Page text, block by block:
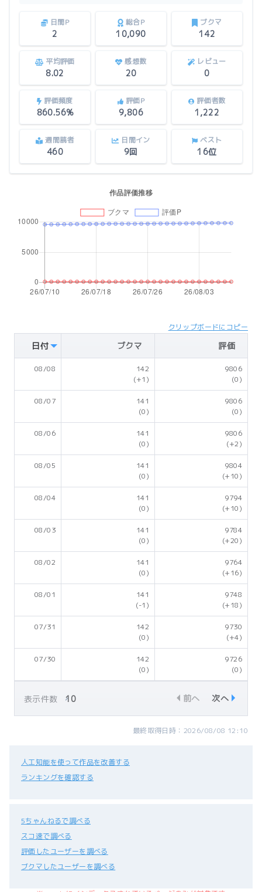
日間P
2
総合P
10,090
ブクマ
142
平均評価
8.02
感想数
20
レビュー
0
評価頻度
860.56%
評価P
9,806
評価者数
1,222
週間読者
460
日間イン
9回
ベスト
16位
クリップボードにコピー
日付 ブクマ 評価
08/08
142
(+1)
9806
(0)
08/07
141
(0)
9806
(0)
08/06
141
(0)
9806
(+2)
08/05
141
(0)
9804
(+10)
08/04
141
(0)
9794
(+10)
08/03
141
(0)
9784
(+20)
08/02
141
(0)
9764
(+16)
08/01
141
(-1)
9748
(+18)
07/31
142
(0)
9730
(+4)
07/30
142
(0)
9726
(0)
表示件数 前へ 次へ
最終取得日時：2026/08/08 12:10
人工知能を使って作品を改善する
ランキングを確認する
5ちゃんねるで調べる
スコ速で調べる
評価したユーザーを調べる
ブクマしたユーザーを調べる